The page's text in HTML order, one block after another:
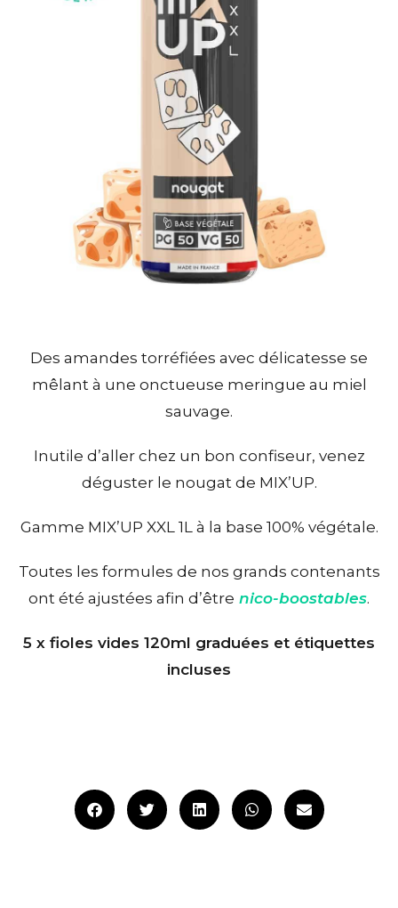
Des amandes torréfiées avec délicatesse se
mêlant à une onctueuse meringue au miel
sauvage.
Inutile d’aller chez un bon confiseur, venez
déguster le nougat de MIX’UP.
Gamme MIX’UP XXL 1L à la base 100% végétale.
Toutes les formules de nos grands contenants
ont été ajustées afin d’être nico-boostables.
5 x fioles vides 120ml graduées et étiquettes
incluses